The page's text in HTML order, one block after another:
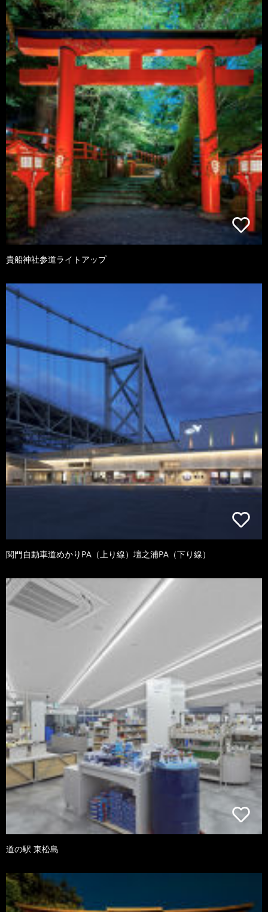
貴船神社参道ライトアップ
関門自動車道めかりPA（上り線）壇之浦PA（下り線）
道の駅 東松島